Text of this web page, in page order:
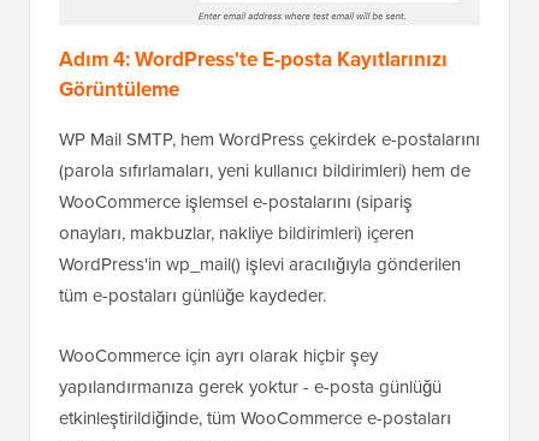
Adım 4: WordPress'te E-posta Kayıtlarınızı
Görüntüleme
WP Mail SMTP, hem WordPress çekirdek e-postalarını
(parola sıfırlamaları, yeni kullanıcı bildirimleri) hem de
WooCommerce işlemsel e-postalarını (sipariş
onayları, makbuzlar, nakliye bildirimleri) içeren
WordPress'in wp_mail() işlevi aracılığıyla gönderilen
tüm e-postaları günlüğe kaydeder.
WooCommerce için ayrı olarak hiçbir şey
yapılandırmanıza gerek yoktur - e-posta günlüğü
etkinleştirildiğinde, tüm WooCommerce e-postaları